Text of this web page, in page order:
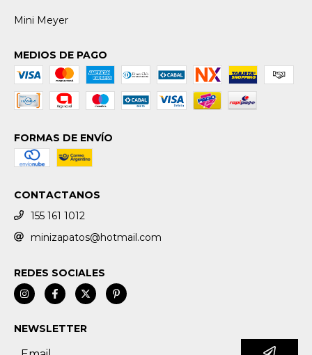
Mini Meyer
MEDIOS DE PAGO
FORMAS DE ENVÍO
CONTACTANOS
155 161 1012
minizapatos@hotmail.com
REDES SOCIALES
NEWSLETTER